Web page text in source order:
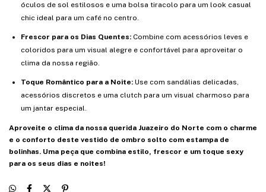
óculos de sol estilosos e uma bolsa tiracolo para um look casual
chic ideal para um café no centro.
Frescor para os Dias Quentes: Combine com acessórios leves e
coloridos para um visual alegre e confortável para aproveitar o
clima da nossa região.
Toque Romântico para a Noite: Use com sandálias delicadas,
acessórios discretos e uma clutch para um visual charmoso para
um jantar especial.
Aproveite o clima da nossa querida Juazeiro do Norte com o charme
e o conforto deste vestido de ombro solto com estampa de
bolinhas. Uma peça que combina estilo, frescor e um toque sexy
para os seus dias e noites!